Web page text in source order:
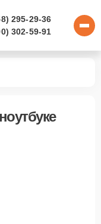
295-29-36
302-59-91